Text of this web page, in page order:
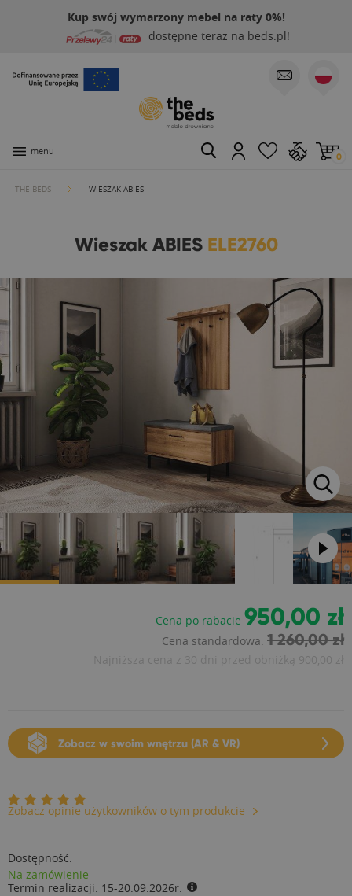
Kup swój wymarzony mebel na raty 0%!
dostępne teraz na beds.pl!
menu 0
THE BEDS WIESZAK ABIES
Wieszak ABIES ELE2760
Cena po rabacie 950,00 zł
Cena standardowa: 1 260,00 zł
Najniższa cena z 30 dni przed obniżką 900,00 zł
Zobacz w swoim wnętrzu (AR & VR)
Zobacz opinie użytkowników o tym produkcie
Dostępność:
Na zamówienie
Termin realizacji: 15-20.09.2026r.